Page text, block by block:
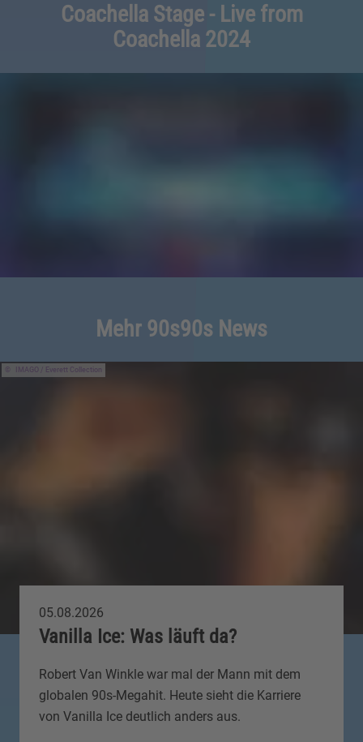
Coachella Stage - Live from
Coachella 2024
Mehr 90s90s News
IMAGO / Everett Collection
05.08.2026
Vanilla Ice: Was läuft da?
Robert Van Winkle war mal der Mann mit dem
globalen 90s-Megahit. Heute sieht die Karriere
von Vanilla Ice deutlich anders aus.